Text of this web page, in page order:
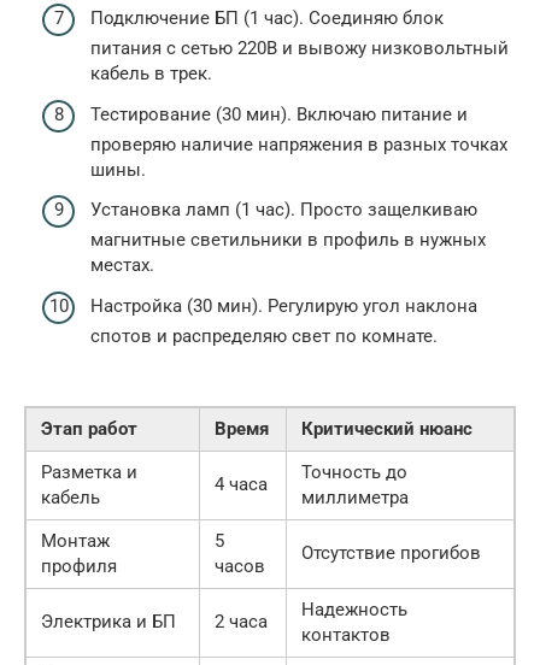
Подключение БП (1 час). Соединяю блок
питания с сетью 220В и вывожу низковольтный
кабель в трек.
Тестирование (30 мин). Включаю питание и
проверяю наличие напряжения в разных точках
шины.
Установка ламп (1 час). Просто защелкиваю
магнитные светильники в профиль в нужных
местах.
Настройка (30 мин). Регулирую угол наклона
спотов и распределяю свет по комнате.
Этап работ Время
Критический нюанс
Разметка и
кабель
4 часа
Точность до
миллиметра
Монтаж
профиля
5
часов
Отсутствие прогибов
Электрика и БП 2 часа
Надежность
контактов